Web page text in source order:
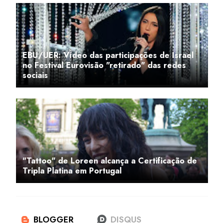
EBU/UER: Vídeo das participações de Israel
no Festival Eurovisão "retirado" das redes
sociais
"Tattoo" de Loreen alcança a Certificação de
Tripla Platina em Portugal